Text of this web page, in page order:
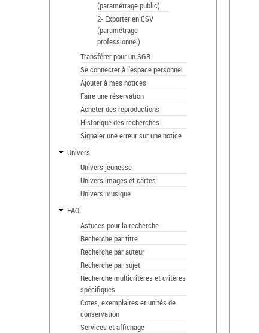
(paramétrage public)
2- Exporter en CSV
(paramétrage
professionnel)
Transférer pour un SGB
Se connecter à l'espace personnel
Ajouter à mes notices
Faire une réservation
Acheter des reproductions
Historique des recherches
Signaler une erreur sur une notice
Univers
Univers jeunesse
Univers images et cartes
Univers musique
FAQ
Astuces pour la recherche
Recherche par titre
Recherche par auteur
Recherche par sujet
Recherche multicritères et critères
spécifiques
Cotes, exemplaires et unités de
conservation
Services et affichage